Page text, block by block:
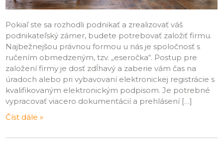
Pokiaľ ste sa rozhodli podnikať a zrealizovať váš
podnikateľský zámer, budete potrebovať založiť firmu.
Najbežnejšou právnou formou u nás je spoločnosť s
ručením obmedzeným, tzv. „eseročka“. Postup pre
založení firmy je dosť zdĺhavý a zaberie vám čas na
úradoch alebo pri vybavovaní elektronickej registrácie s
kvalifikovaným elektronickým podpisom. Je potrebné
vypracovať viacero dokumentácií a prehlásení […]
Číst dále »